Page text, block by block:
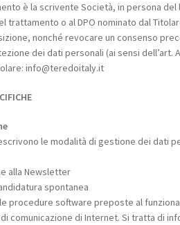
è la scrivente Società, in persona del
trattamento o al DPO nominato dal
nonché revocare un consenso
dei dati personali (ai sensi dell’art.
info@teredoitaly.it
le modalità di gestione dei dati
alla Newsletter
spontanea
procedure software preposte al
comunicazione di Internet. Si tratta di